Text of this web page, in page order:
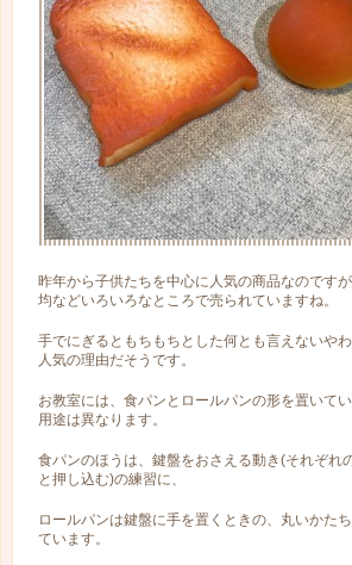
昨年から子供たちを中心に人気の商品なのです
均などいろいろなところで売られていますね。
手でにぎるともちもちとした何とも言えないや
人気の理由だそうです。
お教室には、食パンとロールパンの形を置いて
用途は異なります。
食パンのほうは、鍵盤をおさえる動き(それぞれ
と押し込む)の練習に、
ロールパンは鍵盤に手を置くときの、丸いかた
ています。